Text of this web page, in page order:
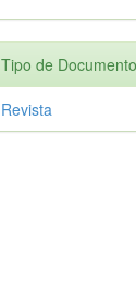
Tipo de Documento
Revista